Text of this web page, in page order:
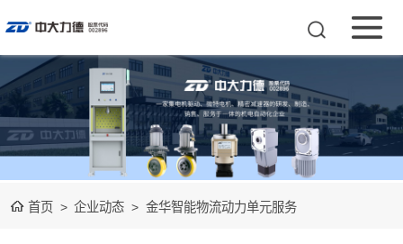
首页 > 企业动态 > 金华智能物流动力单元服务
永磁直流电机
交流减速电机
智能物流动力单